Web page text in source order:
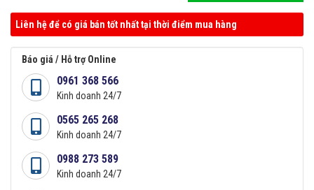
Liên hệ để có giá bán tốt nhất tại thời điểm mua hàng
Báo giá / Hỗ trợ Online
0961 368 566
Kinh doanh 24/7
0565 265 268
Kinh doanh 24/7
0988 273 589
Kinh doanh 24/7